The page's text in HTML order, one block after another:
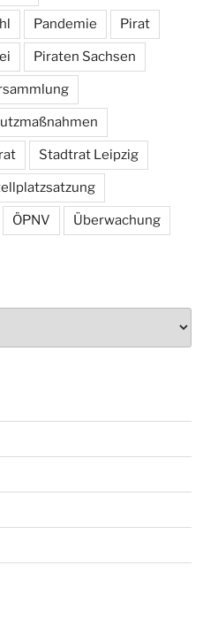
Pandemie Pirat
Piraten Sachsen
Stadtrat Leipzig
ÖPNV Überwachung